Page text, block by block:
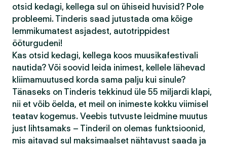
otsid kedagi, kellega sul on ühiseid huvisid? Pole
probleemi. Tinderis saad jutustada oma kõige
lemmikumatest asjadest, autotrippidest
ööturgudeni!
Kas otsid kedagi, kellega koos muusikafestivali
nautida? Või soovid leida inimest, kellele lähevad
kliimamuutused korda sama palju kui sinule?
Tänaseks on Tinderis tekkinud üle 55 miljardi klapi,
nii et võib öelda, et meil on inimeste kokku viimisel
teatav kogemus. Veebis tutvuste leidmine muutus
just lihtsamaks – Tinderil on olemas funktsioonid,
mis aitavad sul maksimaalset nähtavust saada ja